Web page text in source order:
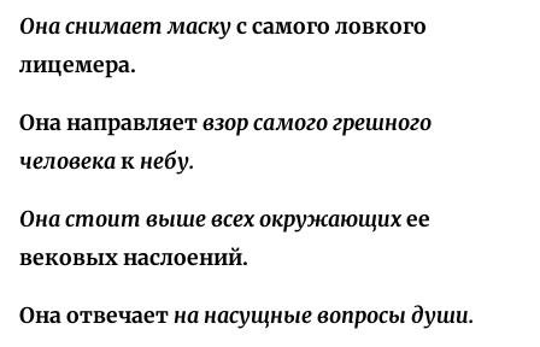
Она снимает маскус самого ловкого
лицемера.
Она направляетвзор самого грешного
человекакнебу.
Она стоит выше всех окружающихее
вековых наслоений.
Она отвечаетна насущные вопросы души.